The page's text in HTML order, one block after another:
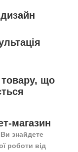
що
магазин
знайдете
роботи від